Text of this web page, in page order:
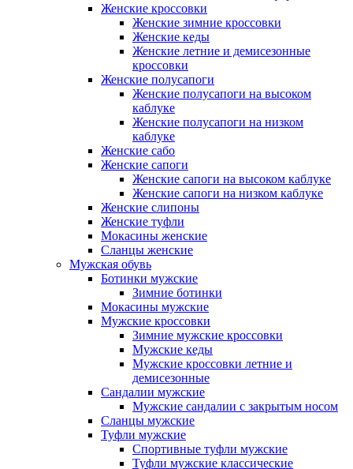
Женские кроссовки
Женские зимние кроссовки
Женские кеды
Женские летние и демисезонные
кроссовки
Женские полусапоги
Женские полусапоги на высоком
каблуке
Женские полусапоги на низком
каблуке
Женские сабо
Женские сапоги
Женские сапоги на высоком каблуке
Женские сапоги на низком каблуке
Женские слипоны
Женские туфли
Мокасины женские
Сланцы женские
Мужская обувь
Ботинки мужские
Зимние ботинки
Мокасины мужские
Мужские кроссовки
Зимние мужские кроссовки
Мужские кеды
Мужские кроссовки летние и
демисезонные
Сандалии мужские
Мужские сандалии с закрытым носом
Сланцы мужские
Туфли мужские
Спортивные туфли мужские
Туфли мужские классические